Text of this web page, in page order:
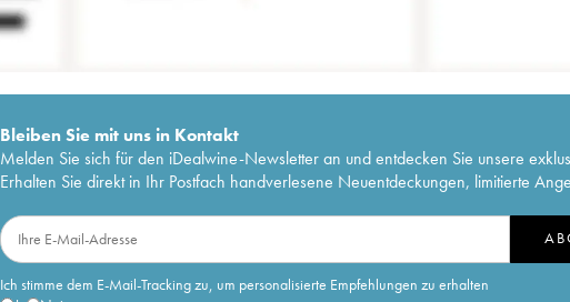
Bleiben Sie mit uns in Kontakt
Melden Sie sich für den iDealwine-Newsletter an und entdecken Sie unsere
Erhalten Sie direkt in Ihr Postfach handverlesene Neuentdeckungen, limitierte
Ich stimme dem E-Mail-Tracking zu, um personalisierte Empfehlungen zu erhalten